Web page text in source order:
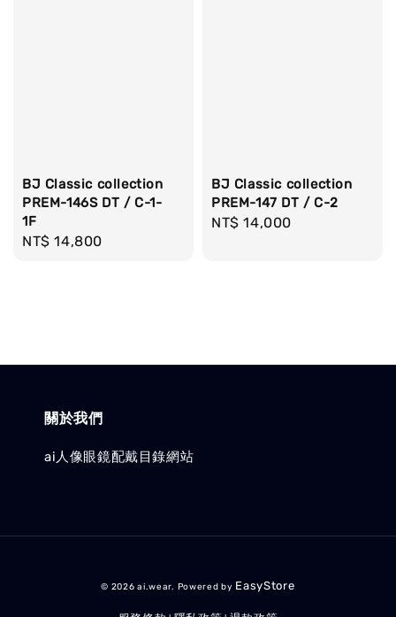
BJ Classic collection
PREM-146S DT / C-1-
1F
Regular
NT$ 14,800
BJ Classic collection
PREM-147 DT / C-2
Regular
NT$ 14,000
關於我們
ai人像眼鏡配戴目錄網站
© 2026 ai.wear. Powered by EasyStore